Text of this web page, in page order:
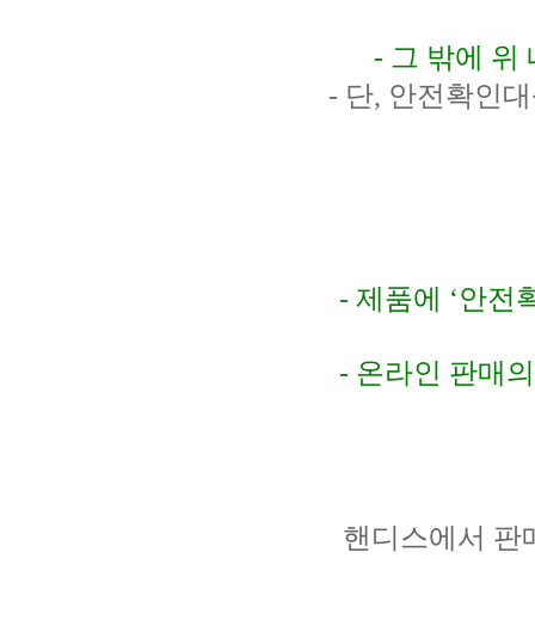
- 그 밖에 위
- 단, 안전확인
- 제품에 ‘안전
- 온라인 판매
핸디스에서 판